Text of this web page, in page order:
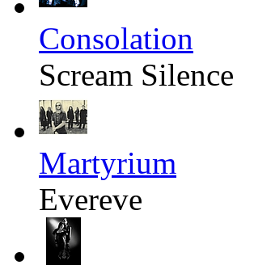
Consolation
Scream Silence
Martyrium
Evereve